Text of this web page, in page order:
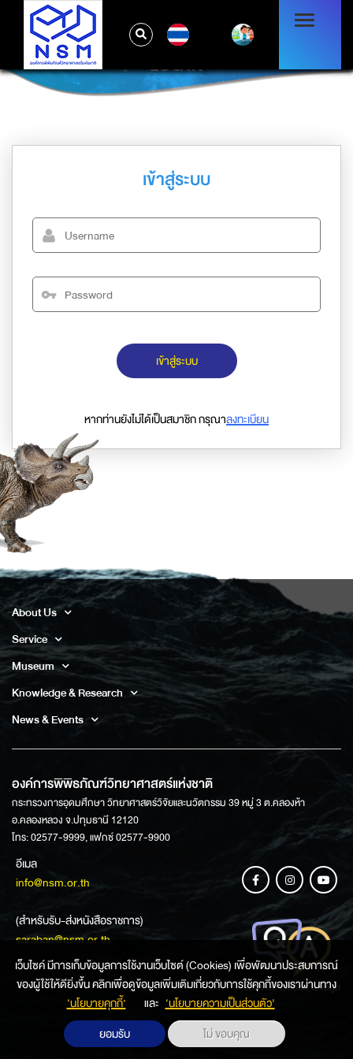
LOG IN
เข้าสู่ระบบ
เข้าสู่ระบบ
หากท่านยังไม่ได้เป็นสมาชิก กรุณาลงทะเบียน
About Us
Service
Museum
Knowledge & Research
News & Events
องค์การพิพิธภัณฑ์วิทยาศาสตร์แห่งชาติ
กระทรวงการอุดมศึกษา วิทยาศาสตร์วิจัยและนวัตกรรม 39 หมู่ 3 ต.คลองห้า
อ.คลองหลวง จ.ปทุมธานี 12120
โทร: 02577-9999, แฟกซ์ 02577-9900
อีเมล
info@nsm.or.th
(สำหรับรับ-ส่งหนังสือราชการ)
saraban@nsm.or.th
ช่องทางการสอบถามข้อมูล
เว็บไซค์ มีการเก็บข้อมูลการใช้งานเว็บไซต์ (Cookies) เพื่อพัฒนาประสบการณ์
ของผู้ใช้ให้ดียิ่งขึ้น คลิกเพื่อดูข้อมูลเพิ่มเติมเกี่ยวกับการใช้คุกกี้ของเราผ่านทาง
‘นโยบายคุกกี้’
และ ‘นโยบายความเป็นส่วนตัว'
ยอมรับ
ไม่ ขอบคุณ